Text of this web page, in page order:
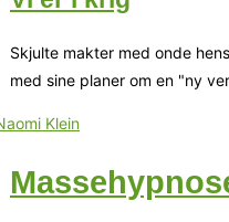
Skjulte makter med onde
med sine planer om en "ny